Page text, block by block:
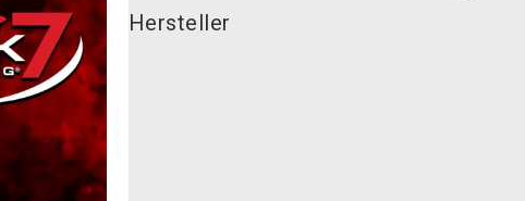
Hersteller